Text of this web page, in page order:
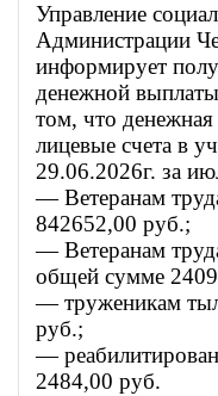
Управление
Администрации
информирует
денежной
том, что денежная
лицевые счета в
29.06.2026г. за
— Ветеранам
842652,00 руб.;
— Ветеранам
общей сумме
— труженикам
руб.;
—
2484,00 руб.